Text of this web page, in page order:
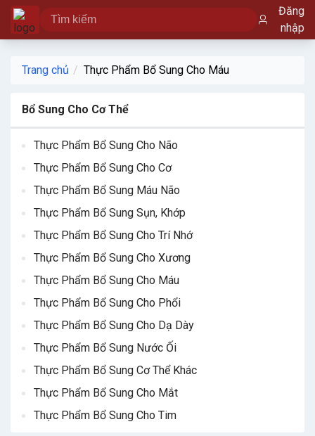
Đăng
nhập
Trang chủ Thực Phẩm Bổ Sung Cho Máu
Bổ Sung Cho Cơ Thể
Thực Phẩm Bổ Sung Cho Não
Thực Phẩm Bổ Sung Cho Cơ
Thực Phẩm Bổ Sung Máu Não
Thực Phẩm Bổ Sung Sụn, Khớp
Thực Phẩm Bổ Sung Cho Trí Nhớ
Thực Phẩm Bổ Sung Cho Xương
Thực Phẩm Bổ Sung Cho Máu
Thực Phẩm Bổ Sung Cho Phổi
Thực Phẩm Bổ Sung Cho Dạ Dày
Thực Phẩm Bổ Sung Nước Ối
Thực Phẩm Bổ Sung Cơ Thể Khác
Thực Phẩm Bổ Sung Cho Mắt
Thực Phẩm Bổ Sung Cho Tim